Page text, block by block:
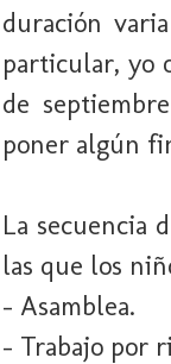
duración
particular, yo
de
poner algún
La secuencia
las que los
- Asamblea.
- Trabajo por